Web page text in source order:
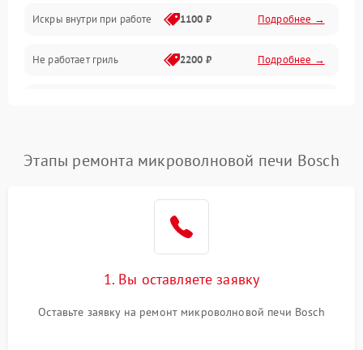
Программное обеспечение
Искры внутри при работе 1100 ₽ Подробнее →
Не работает гриль 2200 ₽ Подробнее →
Подробнее →
2200 ₽
Не работают сенсорные
Этапы ремонта микроволновой печи Bosch
1. Вы оставляете заявку
Оставьте заявку на ремонт микроволновой печи Bosch